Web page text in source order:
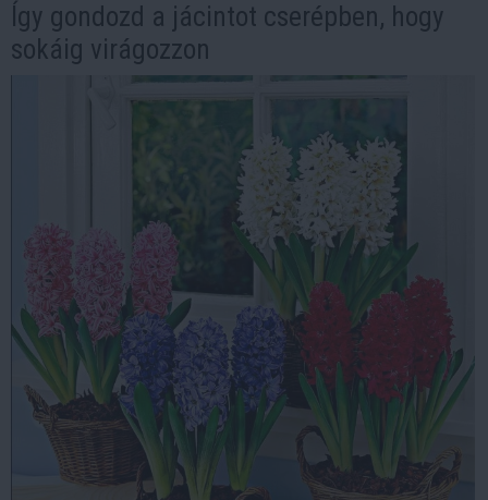
Így gondozd a jácintot cserépben, hogy
sokáig virágozzon